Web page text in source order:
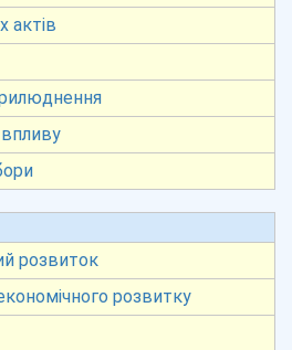
актів
впливу
розвиток
розвитку